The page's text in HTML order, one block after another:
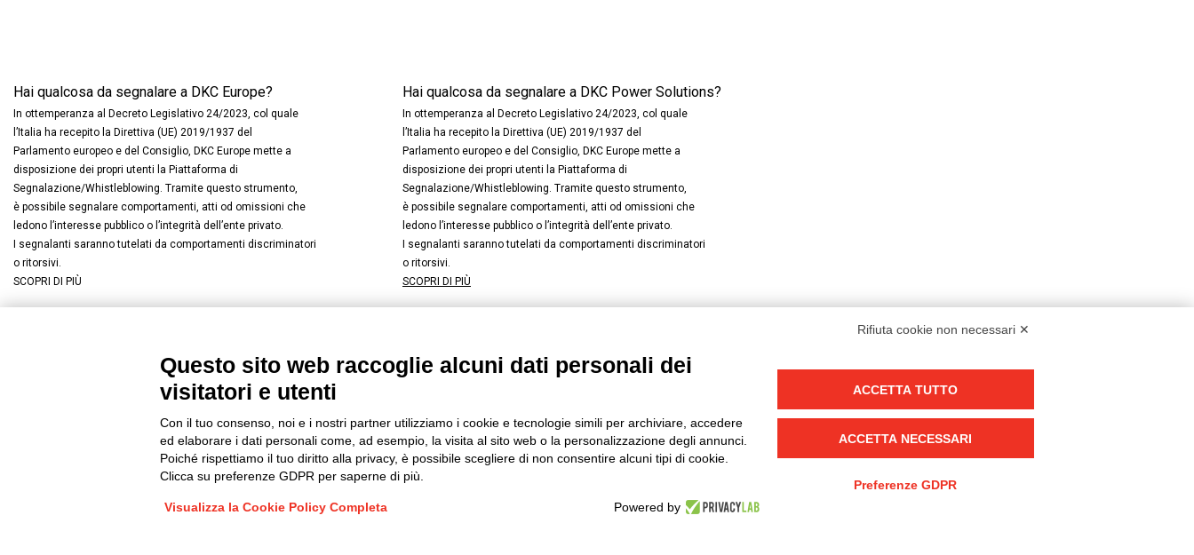
Hai qualcosa da segnalare a DKC Europe?
In ottemperanza al Decreto Legislativo 24/2023, col quale
l’Italia ha recepito la Direttiva (UE) 2019/1937 del
Parlamento europeo e del Consiglio, DKC Europe mette a
disposizione dei propri utenti la Piattaforma di
Segnalazione/Whistleblowing. Tramite questo strumento,
è possibile segnalare comportamenti, atti od omissioni che
ledono l’interesse pubblico o l’integrità dell’ente privato.
I segnalanti saranno tutelati da comportamenti discriminatori
o ritorsivi.
SCOPRI DI PIÙ
Hai qualcosa da segnalare a DKC Power Solutions?
In ottemperanza al Decreto Legislativo 24/2023, col quale
l’Italia ha recepito la Direttiva (UE) 2019/1937 del
Parlamento europeo e del Consiglio, DKC Europe mette a
disposizione dei propri utenti la Piattaforma di
Segnalazione/Whistleblowing. Tramite questo strumento,
è possibile segnalare comportamenti, atti od omissioni che
ledono l’interesse pubblico o l’integrità dell’ente privato.
I segnalanti saranno tutelati da comportamenti discriminatori
o ritorsivi.
SCOPRI DI PIÙ
FACEBOOK LINKEDIN / YOUTUBE INSTAGRAM
Privacy -Cookies -Modifica preferenze Cookie
Rifiuta cookie non necessari ✕
Questo sito web raccoglie alcuni dati personali dei
visitatori e utenti
Con il tuo consenso, noi e i nostri partner utilizziamo i cookie e tecnologie simili per archiviare, accedere
ed elaborare i dati personali come, ad esempio, la visita al sito web o la personalizzazione degli annunci.
Poiché rispettiamo il tuo diritto alla privacy, è possibile scegliere di non consentire alcuni tipi di cookie.
Clicca su preferenze GDPR per saperne di più.
Visualizza la Cookie Policy Completa Powered by
ACCETTA TUTTO
ACCETTA NECESSARI
Preferenze GDPR